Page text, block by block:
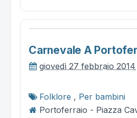
Carnevale A
giovedì 27 febbraio 2014
Folklore , Per bambini
Portoferraio - Piazza